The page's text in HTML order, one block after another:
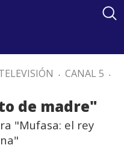
. CANAL 5 .
de madre"
"Mufasa: el rey